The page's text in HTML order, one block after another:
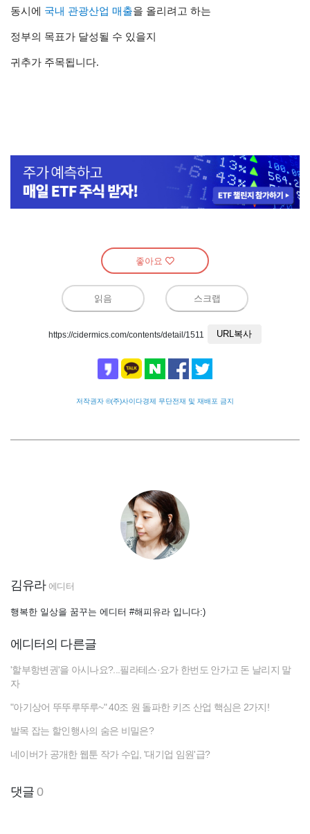
동시에 국내 관광산업 매출을 올리려고 하는
정부의 목표가 달성될 수 있을지
귀추가 주목됩니다.
좋아요
읽음 스크랩
https://cidermics.com/contents/detail/1511 URL복사
저작권자 ©(주)사이다경제 무단전재 및 재배포 금지
김유라 에디터
행복한 일상을 꿈꾸는 에디터 #해피유라 입니다:)
에디터의 다른글
'할부항변권'을 아시나요?...필라테스·요가 한번도 안가고 돈 날리지 말
자
"아기상어 뚜뚜루뚜루~" 40조 원 돌파한 키즈 산업 핵심은 2가지!
발목 잡는 할인행사의 숨은 비밀은?
네이버가 공개한 웹툰 작가 수입, '대기업 임원'급?
댓글0